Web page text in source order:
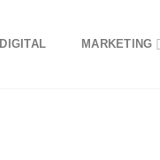
DIGITAL MARKETING